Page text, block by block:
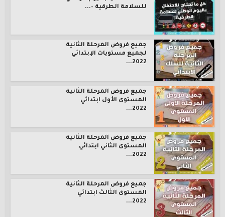
للسلامة الطرقية –...
جميع فروض المرحلة الثانية
لجميع مستويات الإبتدائي
2022...
جميع فروض المرحلة الثانية
المستوى الأول ابتدائي
2022...
جميع فروض المرحلة الثانية
المستوى الثاني ابتدائي
2022...
جميع فروض المرحلة الثانية
المستوى الثالث ابتدائي
2022...